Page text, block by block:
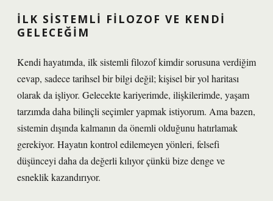
İLK SISTEMLI FILOZOF VE KENDI
GELECEĞIM
Kendi hayatımda, ilk sistemli filozof kimdir sorusuna verdiğim
cevap, sadece tarihsel bir bilgi değil; kişisel bir yol haritası
olarak da işliyor. Gelecekte kariyerimde, ilişkilerimde, yaşam
tarzımda daha bilinçli seçimler yapmak istiyorum. Ama bazen,
sistemin dışında kalmanın da önemli olduğunu hatırlamak
gerekiyor. Hayatın kontrol edilemeyen yönleri, felsefi
düşünceyi daha da değerli kılıyor çünkü bize denge ve
esneklik kazandırıyor.